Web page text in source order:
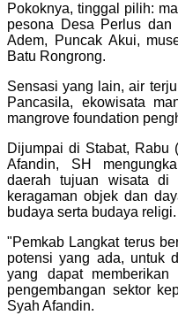
Pokoknya, tinggal pilih:
pesona Desa Perlus
Adem, Puncak Akui,
Batu Rongrong.
Sensasi yang lain, air
Pancasila, ekowisata
mangrove foundation
Dijumpai di Stabat, Rabu
Afandin, SH
daerah tujuan wisata di
keragaman objek dan
budaya serta budaya religi.
"Pemkab Langkat terus
potensi yang ada, untuk
yang dapat
pengembangan sektor
Syah Afandin.